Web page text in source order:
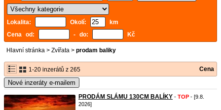
Lokalita: Okolí:
km
Cena od:
- do: Kč
Hlavní stránka > Zvířata > prodam baliky
1-20 inzerátů z 265 Cena
Nové inzeráty e-mailem
PRODÁM SLÁMU 130CM BALÍKY - TOP - [9.8.
2026]